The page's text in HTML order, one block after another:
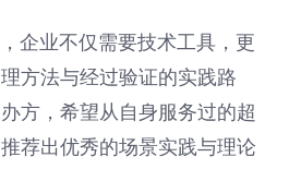
企业不仅需要技术工具，更
方法与经过验证的实践路
方，希望从自身服务过的超
荐出优秀的场景实践与理论